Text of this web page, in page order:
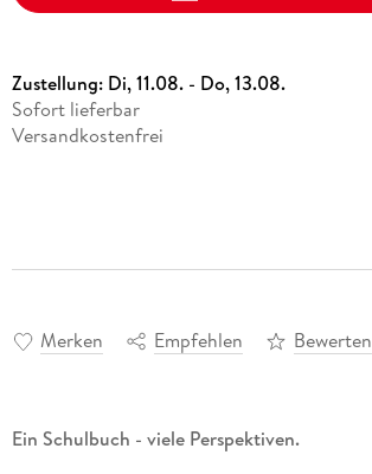
Zustellung: Di, 11.08. - Do, 13.08.
Sofort lieferbar
Versandkostenfrei
Merken Empfehlen Bewerten
Ein Schulbuch - viele Perspektiven.